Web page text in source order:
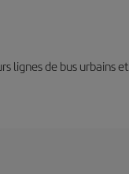
lignes de bus urbains et